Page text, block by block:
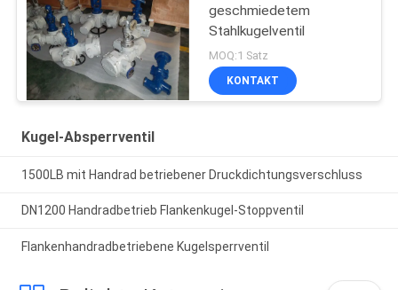
geschmiedetem
Stahlkugelventil
MOQ:1 Satz
KONTAKT
Kugel-Absperrventil
1500LB mit Handrad betriebener Druckdichtungsverschluss
DN1200 Handradbetrieb Flankenkugel-Stoppventil
Flankenhandradbetriebene Kugelsperrventil